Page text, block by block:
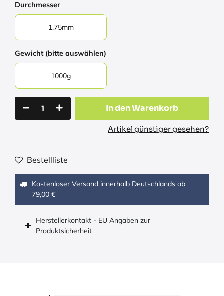
Durchmesser
1,75mm
Gewicht (bitte auswählen)
1000g
In den Warenkorb
Artikel günstiger gesehen?
Bestellliste
Kostenloser Versand innerhalb Deutschlands ab
79,00 €
Herstellerkontakt - EU Angaben zur
Produktsicherheit